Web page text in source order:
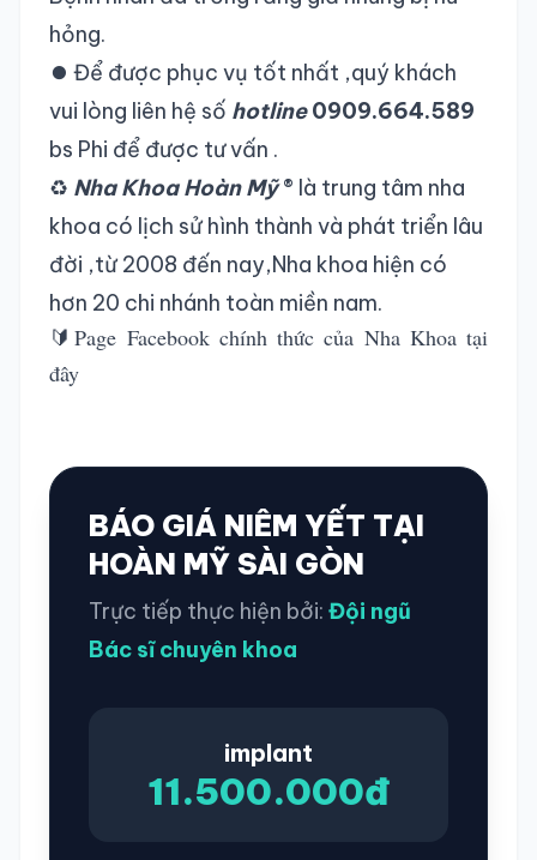
hỏng.
⏺️ Để được phục vụ tốt nhất ,quý khách
vui lòng liên hệ số hotline 0909.664.589
bs Phi để được tư vấn .
♻️ Nha Khoa Hoàn Mỹ®️ là trung tâm nha
khoa có lịch sử hình thành và phát triển lâu
đời ,từ 2008 đến nay,Nha khoa hiện có
hơn 20 chi nhánh toàn miền nam.
🔰Page Facebook chính thức của Nha Khoa tại
đây
BÁO GIÁ NIÊM YẾT TẠI
HOÀN MỸ SÀI GÒN
Trực tiếp thực hiện bởi: Đội ngũ
Bác sĩ chuyên khoa
implant
11.500.000đ